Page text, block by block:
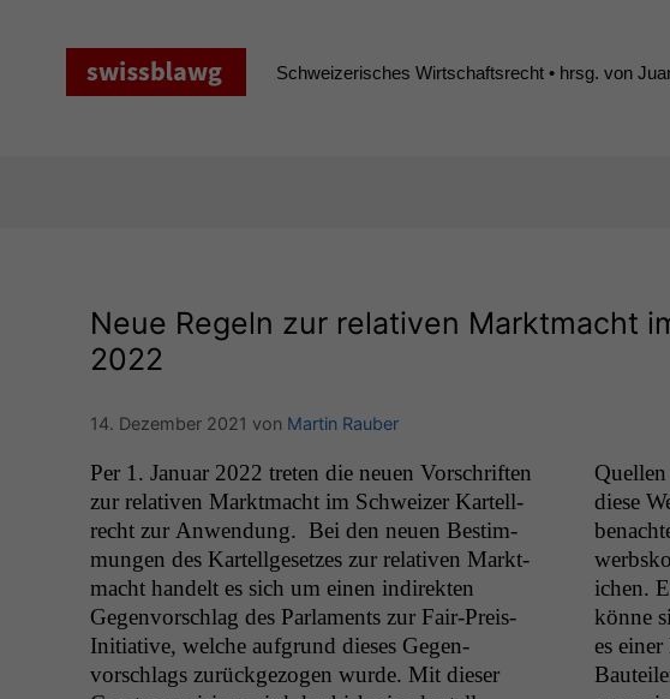
Schweizerisches Wirtschaftsrecht • hrsg. von
Neue Regeln zur relativen Marktmacht
2022
14. Dezember 2021 von Martin Rauber
Per 1. Jan­u­ar 2022 treten die neuen Vorschriften
zur rel­a­tiv­en Mark­t­macht im Schweiz­er Kartell­
recht zur Anwen­dung. Bei den neuen Bes­tim­
mungen des Kartellge­set­zes zur rel­a­tiv­en Mark­t­
macht han­delt es sich um einen indi­rek­ten
Gegen­vorschlag des Par­la­ments zur Fair-Preis-
Ini­tia­tive, welche auf­grund dieses Gegen­
vorschlags zurück­ge­zo­gen wurde. Mit dieser
diese
ichen.
könne
es